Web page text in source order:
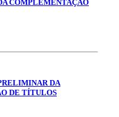
COMPLEMENTAÇÃO
DA
DE TÍTULOS